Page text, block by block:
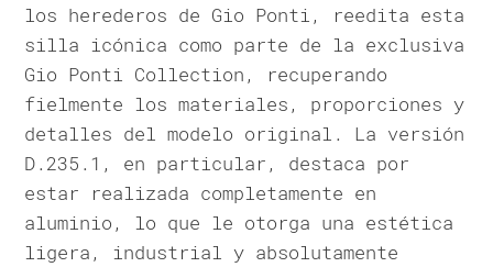
los herederos de Gio Ponti, reedita esta
silla icónica como parte de la exclusiva
Gio Ponti Collection, recuperando
fielmente los materiales, proporciones y
detalles del modelo original. La versión
D.235.1, en particular, destaca por
estar realizada completamente en
aluminio, lo que le otorga una estética
ligera, industrial y absolutamente